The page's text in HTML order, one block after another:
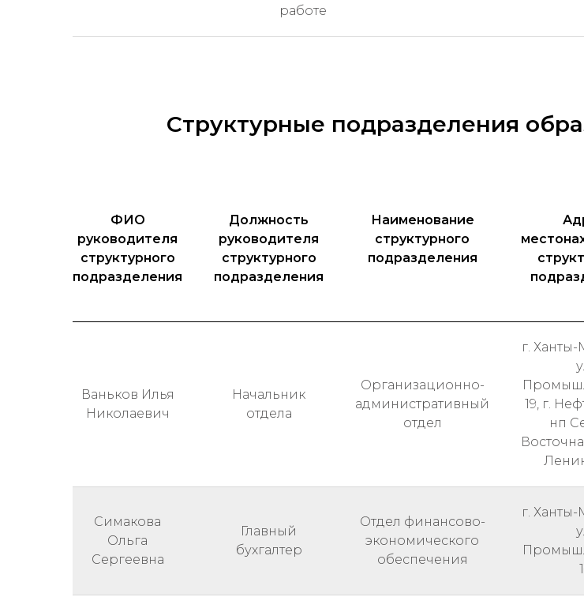
работе
Структурные подразделения
ФИО
руководителя
структурного
подразделения
Должность
руководителя
структурного
подразделения
Наименование
структурного
подразделения
Ваньков Илья
Николаевич
Начальник
отдела
Организационно-
административный
отдел
г.
19, г.
нп
Симакова
Ольга
Сергеевна
Главный
бухгалтер
Отдел финансово-
экономического
обеспечения
г.